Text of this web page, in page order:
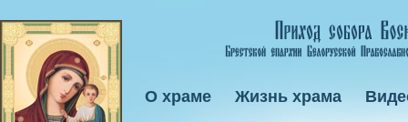
О храме Жизнь храма